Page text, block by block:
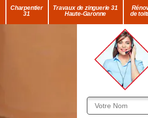
Charpentier
31
Travaux de zinguerie 31
Haute-Garonne
de